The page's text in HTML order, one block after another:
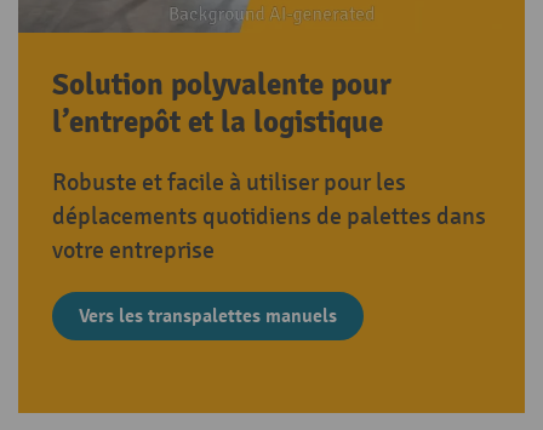
Solution polyvalente pour
l’entrepôt et la logistique
Robuste et facile à utiliser pour les
déplacements quotidiens de palettes dans
votre entreprise
Vers les transpalettes manuels